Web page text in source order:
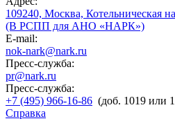
109240, Москва, Котельническая
(В РСПП для АНО «НАРК»)
E-mail:
nok-nark@nark.ru
Пресс-служба:
pr@nark.ru
Пресс-служба:
+7 (495) 966-16-86 (доб. 1019 или
Справка